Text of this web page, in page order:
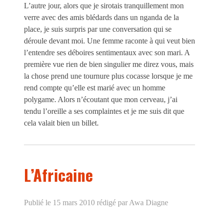
L’autre jour, alors que je sirotais tranquillement mon
verre avec des amis blédards dans un nganda de la
place, je suis surpris par une conversation qui se
déroule devant moi. Une femme raconte à qui veut bien
l’entendre ses déboires sentimentaux avec son mari. A
première vue rien de bien singulier me direz vous, mais
la chose prend une tournure plus cocasse lorsque je me
rend compte qu’elle est marié avec un homme
polygame. Alors n’écoutant que mon cerveau, j’ai
tendu l’oreille a ses complaintes et je me suis dit que
cela valait bien un billet.
L’Africaine
Publié le 15 mars 2010 rédigé par Awa Diagne